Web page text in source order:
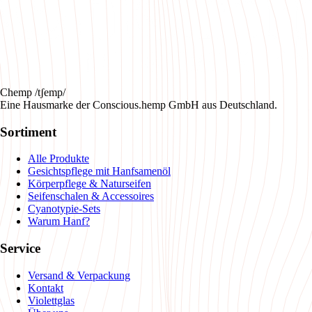
Chemp /tʃemp/
Eine Hausmarke der Conscious.hemp GmbH aus Deutschland.
Sortiment
Alle Produkte
Gesichtspflege mit Hanfsamenöl
Körperpflege & Naturseifen
Seifenschalen & Accessoires
Cyanotypie-Sets
Warum Hanf?
Service
Versand & Verpackung
Kontakt
Violettglas